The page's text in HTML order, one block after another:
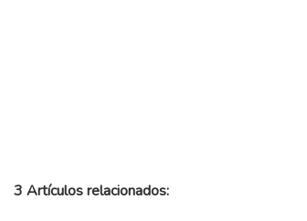
3 Artículos relacionados: